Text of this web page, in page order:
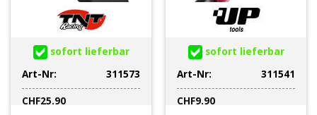
sofort lieferbar
Art-Nr:
311573
CHF25.90
sofort lieferbar
Art-Nr:
311541
CHF9.90